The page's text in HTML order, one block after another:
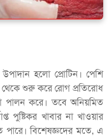
হলো প্রোটিন। পেশি
শুরু করে রোগ প্রতিরোধ
পালন করে। তবে অনিয়মিত
পুষ্টিকর খাবার না খাওয়ার
পারে। বিশেষজ্ঞদের মতে, এ